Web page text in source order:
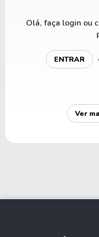
Olá, faça login ou
ENTRAR
Ver